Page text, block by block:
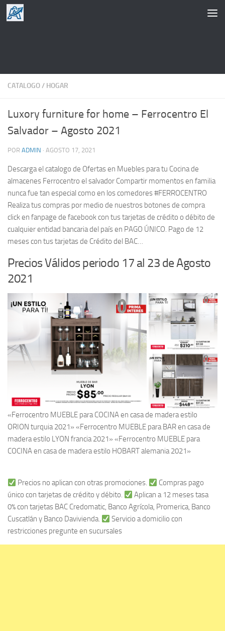
Saltar al contenido
CATALOGO/ HOGAR
Luxory furniture for home – Ferrocentro El
Salvador – Agosto 2021
POR ADMIN · AGOSTO 17, 2021
Descarga el catalogo de Ofertas en Muebles para tu Cocina de
almacenes Ferrocentro el salvador Compartir momentos en familia
nunca fue tan especial como en los comedores #FERROCENTRO
Realiza tus compras por medio de nuestros botones de compra
click en fanpage de facebook con tus tarjetas de crédito o débito de
cualquier entidad bancaria del país en PAGO ÚNICO. Pago de 12
meses con tus tarjetas de Crédito del BAC…
Precios Válidos periodo 17 al 23 de Agosto
2021
«Ferrocentro MUEBLE para COCINA en casa de madera estilo
ORION turquia 2021» «Ferrocentro MUEBLE para BAR en casa de
madera estilo LYON francia 2021» «Ferrocentro MUEBLE para
COCINA en casa de madera estilo HOBART alemania 2021»
Precios no aplican con otras promociones.
Compras pago
único con tarjetas de crédito y débito.
Aplican a 12 meses tasa
0% con tarjetas BAC Credomatic, Banco Agrícola, Promerica, Banco
Cuscatlán y Banco Davivienda.
Servicio a domicilio con
restricciones pregunte en sucursales